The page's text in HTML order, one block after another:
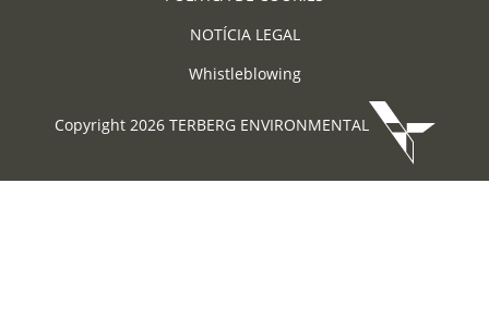
NOTÍCIA LEGAL
Whistleblowing
Copyright 2026 TERBERG ENVIRONMENTAL